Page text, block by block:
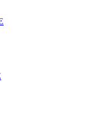
Cardio – Sintoniza-
Bayer
ficar sem médico de
alerta associação